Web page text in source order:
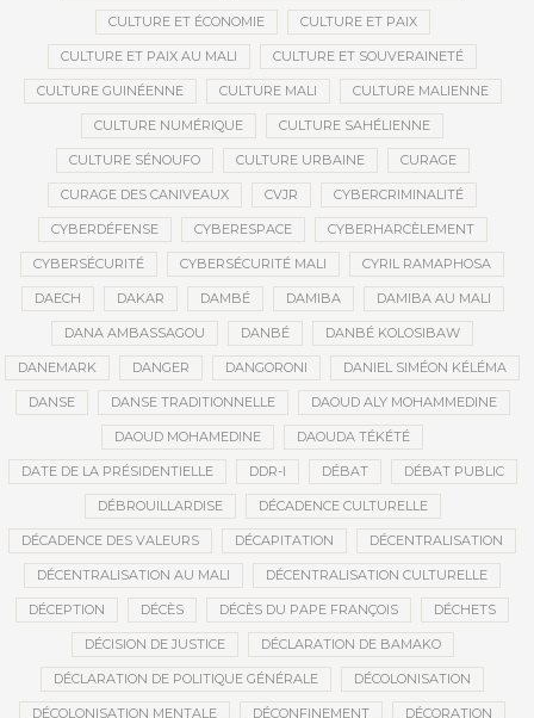
CULTURE ET ÉCONOMIE CULTURE ET PAIX
CULTURE ET PAIX AU MALI CULTURE ET SOUVERAINETÉ
CULTURE GUINÉENNE CULTURE MALI CULTURE MALIENNE
CULTURE NUMÉRIQUE CULTURE SAHÉLIENNE
CULTURE SÉNOUFO CULTURE URBAINE CURAGE
CURAGE DES CANIVEAUX CVJR CYBERCRIMINALITÉ
CYBERDÉFENSE CYBERESPACE CYBERHARCÈLEMENT
CYBERSÉCURITÉ CYBERSÉCURITÉ MALI CYRIL RAMAPHOSA
DAECH DAKAR DAMBÉ DAMIBA DAMIBA AU MALI
DANA AMBASSAGOU DANBÉ DANBÉ KOLOSIBAW
DANEMARK DANGER DANGORONI DANIEL SIMÉON KÉLÉMA
DANSE DANSE TRADITIONNELLE DAOUD ALY MOHAMMEDINE
DAOUD MOHAMEDINE DAOUDA TÉKÉTÉ
DATE DE LA PRÉSIDENTIELLE DDR-I DÉBAT DÉBAT PUBLIC
DÉBROUILLARDISE DÉCADENCE CULTURELLE
DÉCADENCE DES VALEURS DÉCAPITATION DÉCENTRALISATION
DÉCENTRALISATION AU MALI DÉCENTRALISATION CULTURELLE
DÉCEPTION DÉCÈS DÉCÈS DU PAPE FRANÇOIS DÉCHETS
DÉCISION DE JUSTICE DÉCLARATION DE BAMAKO
DÉCLARATION DE POLITIQUE GÉNÉRALE DÉCOLONISATION
DÉCOLONISATION MENTALE DÉCONFINEMENT DÉCORATION